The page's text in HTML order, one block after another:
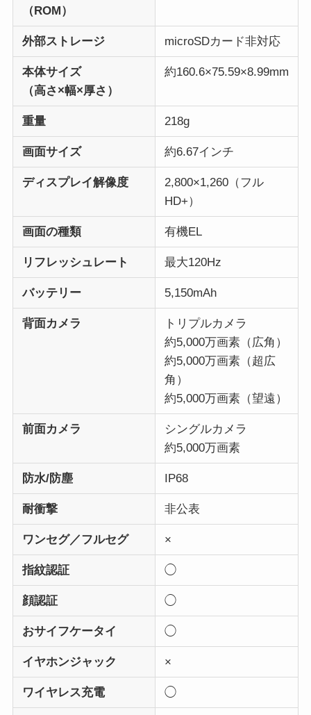
（ROM）
外部ストレージ microSDカード非対応
本体サイズ
（高さ×幅×厚さ）
約160.6×75.59×8.99mm
重量 218g
画面サイズ 約6.67インチ
ディスプレイ解像度
2,800×1,260（フル
HD+）
画面の種類 有機EL
リフレッシュレート 最大120Hz
バッテリー 5,150mAh
背面カメラ
トリプルカメラ
約5,000万画素（広角）
約5,000万画素（超広
角）
約5,000万画素（望遠）
前面カメラ
シングルカメラ
約5,000万画素
防水/防塵 IP68
耐衝撃 非公表
ワンセグ／フルセグ ×
指紋認証 ◯
顔認証 ◯
おサイフケータイ ◯
イヤホンジャック ×
ワイヤレス充電 ◯